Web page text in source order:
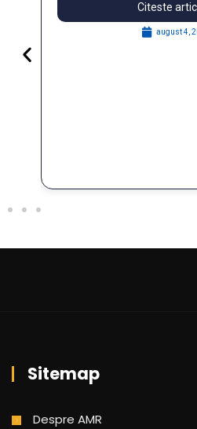
Citeste
august 4,
Sitemap
Despre AMR